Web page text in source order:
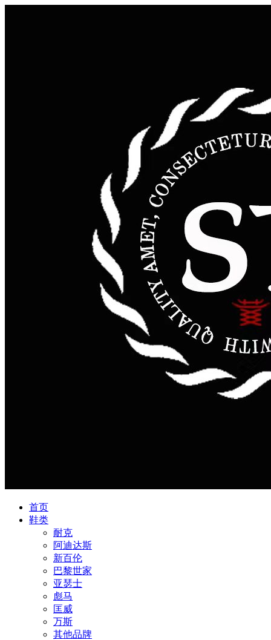
首页
鞋类
耐克
阿迪达斯
新百伦
巴黎世家
亚瑟士
彪马
匡威
万斯
其他品牌